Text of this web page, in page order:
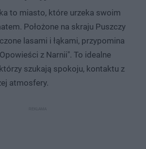
to miasto, które urzeka swoim
Położone na skraju Puszczy
lasami i łąkami, przypomina
z Narnii". To idealne
szukają spokoju, kontaktu z
atmosfery.